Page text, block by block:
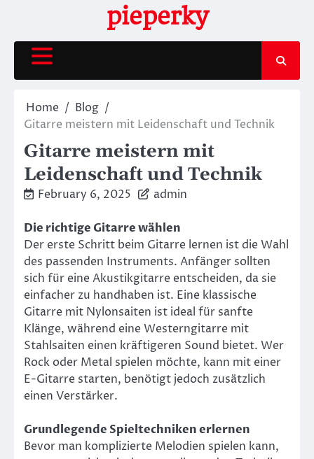
content
pieperky
Home
Blog
Gitarre meistern mit Leidenschaft und Technik
Gitarre meistern mit
Leidenschaft und Technik
February 6, 2025 admin
Die richtige Gitarre wählen
Der erste Schritt beim Gitarre lernen ist die Wahl
des passenden Instruments. Anfänger sollten
sich für eine Akustikgitarre entscheiden, da sie
einfacher zu handhaben ist. Eine klassische
Gitarre mit Nylonsaiten ist ideal für sanfte
Klänge, während eine Westerngitarre mit
Stahlsaiten einen kräftigeren Sound bietet. Wer
Rock oder Metal spielen möchte, kann mit einer
E-Gitarre starten, benötigt jedoch zusätzlich
einen Verstärker.
Grundlegende Spieltechniken erlernen
Bevor man komplizierte Melodien spielen kann,